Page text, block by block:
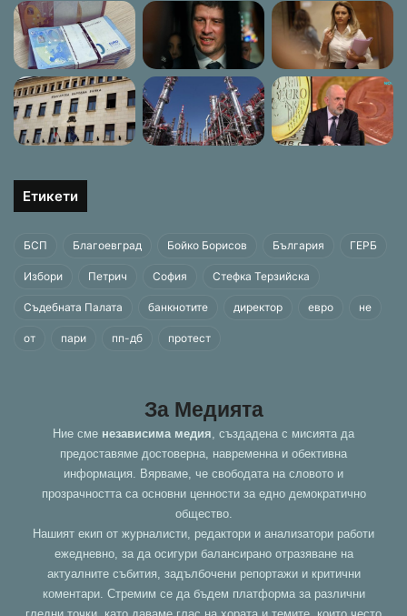
Етикети
БСП Благоевград Бойко Борисов България ГЕРБ
Избори Петрич София Стефка Терзийска
Съдебната Палата банкнотите директор евро не
от пари пп-дб протест
За Медията
Ние сме независима медия , създадена с мисията да
предоставяме достоверна, навременна и обективна
информация. Вярваме, че свободата на словото и
прозрачността са основни ценности за едно демократично
общество.
Нашият екип от журналисти, редактори и анализатори работи
ежедневно, за да осигури балансирано отразяване на
актуалните събития, задълбочени репортажи и критични
коментари. Стремим се да бъдем платформа за различни